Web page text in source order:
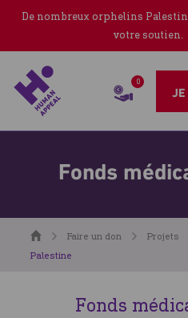
De nombreux orphelins
votre soutien.
0
JE
Fonds
AccueilFaire un don Projets
Palestine
Fonds